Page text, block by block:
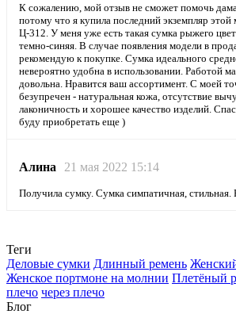
К сожалению, мой отзыв не сможет помочь
потому что я купила последний экземпляр этой
Ц-312. У меня уже есть такая сумка рыжего
темно-синяя. В случае появления модели в
рекомендую к покупке. Сумка идеального
невероятно удобна в использовании. Работой
довольна. Нравится ваш ассортимент. С моей
безупречен - натуральная кожа, отсутствие
лаконичность и хорошее качество изделий.
буду приобретать еще )
Алина 21 мая 2022 15:14
Получила сумку. Сумка симпатичная,
Теги
Деловые сумки Длинный ремень
Женское портмоне на молнии Плетёный
плечо через плечо
Блог